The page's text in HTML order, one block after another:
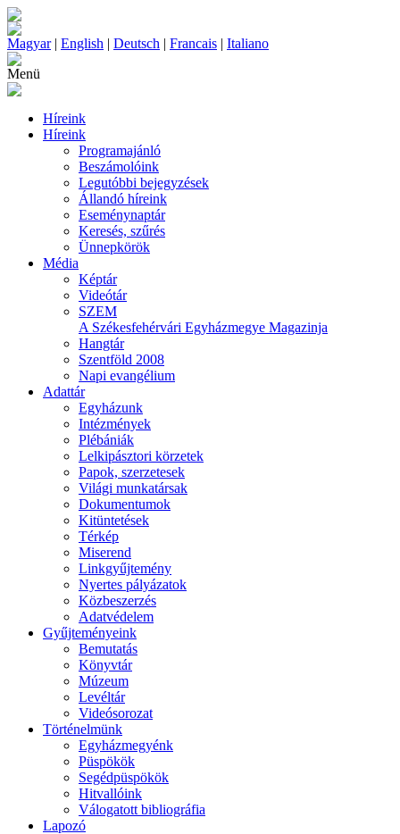
Magyar| English | Deutsch | Francais | Italiano
Menü
Híreink
Híreink
Programajánló
Beszámolóink
Legutóbbi bejegyzések
Állandó híreink
Eseménynaptár
Keresés, szűrés
Ünnepkörök
Média
Képtár
Videótár
SZEM
A Székesfehérvári Egyházmegye Magazinja
Hangtár
Szentföld 2008
Napi evangélium
Adattár
Egyházunk
Intézmények
Plébániák
Lelkipásztori körzetek
Papok, szerzetesek
Világi munkatársak
Dokumentumok
Kitüntetések
Térkép
Miserend
Linkgyűjtemény
Nyertes pályázatok
Közbeszerzés
Adatvédelem
Gyűjteményeink
Bemutatás
Könyvtár
Múzeum
Levéltár
Videósorozat
Történelmünk
Egyházmegyénk
Püspökök
Segédpüspökök
Hitvallóink
Válogatott bibliográfia
Lapozó